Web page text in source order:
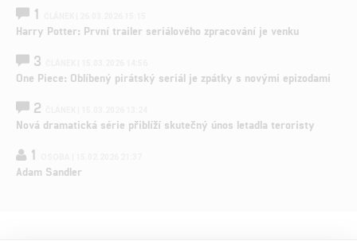
1
Harry Potter: První trailer seriálového zpracování je venku
3
One Piece: Oblíbený pirátský seriál je zpátky s novými epizodami
2
Nová dramatická série přiblíží skutečný únos letadla teroristy
1
Adam Sandler